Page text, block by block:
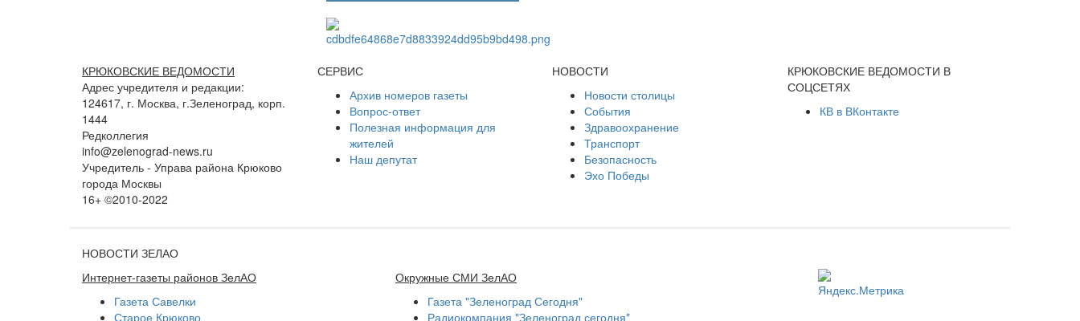
КРЮКОВСКИЕ ВЕДОМОСТИ
Адрес учредителя и редакции:
124617, г. Москва, г.Зеленоград, корп.
1444
Редколлегия
info@zelenograd-news.ru
Учредитель - Управа района Крюково
города Москвы
16+ ©2010-2022
СЕРВИС
Архив номеров газеты
Вопрос-ответ
Полезная информация для
жителей
Наш депутат
НОВОСТИ
Новости столицы
События
Здравоохранение
Транспорт
Безопасность
Эхо Победы
КРЮКОВСКИЕ ВЕДОМОСТИ В
СОЦСЕТЯХ
КВ в ВКонтакте
НОВОСТИ ЗЕЛАО
Интернет-газеты районов ЗелАО
Газета Савелки
Старое Крюково
Окружные СМИ ЗелАО
Газета "Зеленоград Сегодня"
Радиокомпания "Зеленоград сегодня"